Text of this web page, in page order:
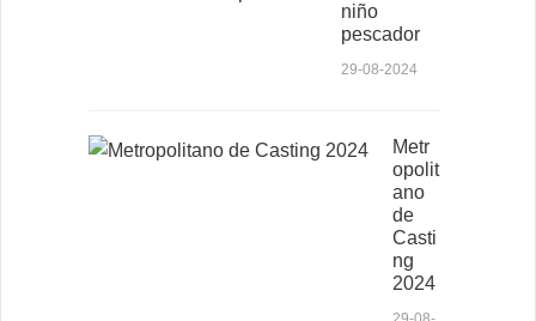
niño
pescador
29-08-2024
Metr
opolit
ano
de
Casti
ng
2024